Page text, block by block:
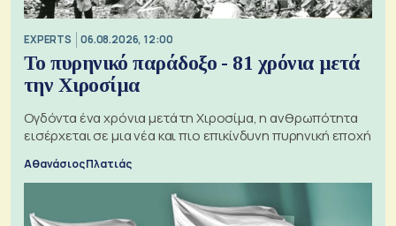
EXPERTS 06.08.2026, 12:00
Το πυρηνικό παράδοξο - 81 χρόνια μετά
την Χιροσίμα
Ογδόντα ένα χρόνια μετά τη Χιροσίμα, η ανθρωπότητα
εισέρχεται σε μια νέα και πιο επικίνδυνη πυρηνική εποχή
Αθανάσιος Πλατιάς